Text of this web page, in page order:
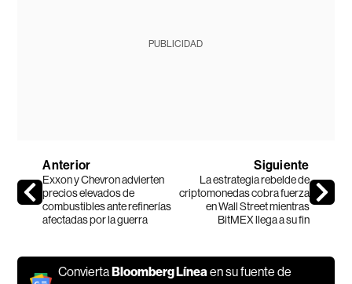
PUBLICIDAD
Anterior
Exxon y Chevron advierten
precios elevados de
combustibles ante refinerías
afectadas por la guerra
Siguiente
La estrategia rebelde de
criptomonedas cobra fuerza
en Wall Street mientras
BitMEX llega a su fin
Convierta Bloomberg Líneaen su fuente de